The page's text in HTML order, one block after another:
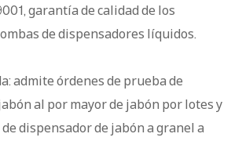
garantía de calidad de los
de dispensadores líquidos.
admite órdenes de prueba de
al por mayor de jabón por lotes y
dispensador de jabón a granel a